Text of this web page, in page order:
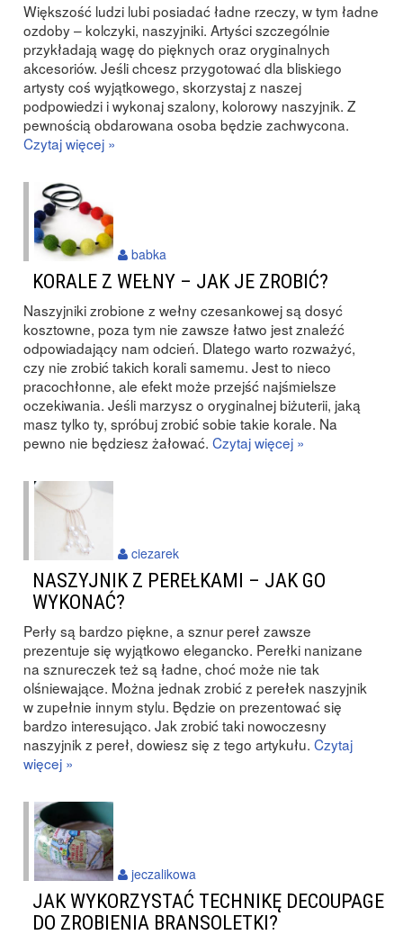
Większość ludzi lubi posiadać ładne rzeczy, w tym ładne
ozdoby – kolczyki, naszyjniki. Artyści szczególnie
przykładają wagę do pięknych oraz oryginalnych
akcesoriów. Jeśli chcesz przygotować dla bliskiego
artysty coś wyjątkowego, skorzystaj z naszej
podpowiedzi i wykonaj szalony, kolorowy naszyjnik. Z
pewnością obdarowana osoba będzie zachwycona.
Czytaj więcej »
KORALE Z WEŁNY – JAK JE ZROBIĆ?
Naszyjniki zrobione z wełny czesankowej są dosyć
kosztowne, poza tym nie zawsze łatwo jest znaleźć
odpowiadający nam odcień. Dlatego warto rozważyć,
czy nie zrobić takich korali samemu. Jest to nieco
pracochłonne, ale efekt może przejść najśmielsze
oczekiwania. Jeśli marzysz o oryginalnej biżuterii, jaką
masz tylko ty, spróbuj zrobić sobie takie korale. Na
pewno nie będziesz żałować. Czytaj więcej »
babka
NASZYJNIK Z PEREŁKAMI – JAK GO
WYKONAĆ?
Perły są bardzo piękne, a sznur pereł zawsze
prezentuje się wyjątkowo elegancko. Perełki nanizane
na sznureczek też są ładne, choć może nie tak
olśniewające. Można jednak zrobić z perełek naszyjnik
w zupełnie innym stylu. Będzie on prezentować się
bardzo interesująco. Jak zrobić taki nowoczesny
naszyjnik z pereł, dowiesz się z tego artykułu. Czytaj
więcej »
ciezarek
JAK WYKORZYSTAĆ TECHNIKĘ DECOUPAGE
DO ZROBIENIA BRANSOLETKI?
jeczalikowa